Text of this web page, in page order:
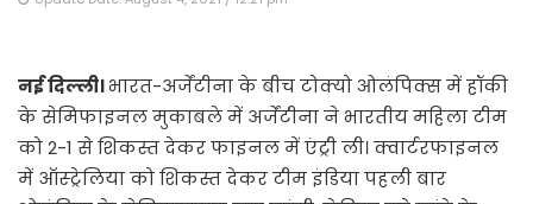
नई दिल्ली।भारत-अर्जेंटीना के बीच टोक्यो ओलंपिक्स में हॉकी
के सेमिफाइनल मुकाबले में अर्जेंटीना ने भारतीय महिला टीम
को 2-1 से शिकस्त देकर फाइनल में एंट्री ली। क्वार्टरफाइनल
में ऑस्ट्रेलिया को शिकस्त देकर टीम इंडिया पहली बार